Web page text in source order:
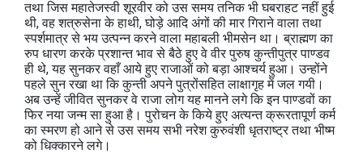
तथा जिस महातेजस्‍वी शूरवीर को उस समय तनिक भी घबराहट नहीं हुई
थी, वह शत्रुसेना के हाथी, घोड़े आदि अंगों की मार गिराने वाला तथा
स्‍पर्शमात्र से भय उत्‍पन्‍न करने वाला महाबली भीमसेन था। ब्राह्मण का
रुप धारण करके प्रशान्‍त भाव से बैठे हुए वे वीर पुरुष कुन्‍तीपुत्र पाण्‍डव
ही थे, यह सुनकर वहाँ आये हुए राजाओं को बड़ा आश्‍चर्य हुआ। उन्‍होंने
पहले सुन रखा था कि कुन्‍ती अपने पुत्रोंसहित लाक्षागृह में जल गयी।
अब उन्‍हें जीवित सुनकर वे राजा लोग यह मानने लगे कि इन पाण्‍डवों का
फिर नया जन्‍म सा हुआ है। पुरोचन के किये हुए अत्‍यन्‍त क्रूरतापूर्ण कर्म
का स्‍मरण हो आने से उस समय सभी नरेश कुरुवंशी धृतराष्ट्र तथा भीष्म
को धिक्कारने लगे।